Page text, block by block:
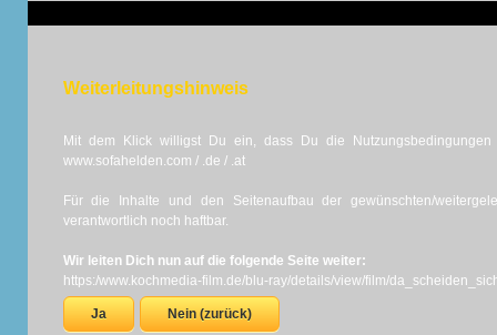
Weiterleitungshinweis
Mit dem Klick willigst Du ein, dass Du die
www.sofahelden.com / .de / .at
Für die Inhalte und den Seitenaufbau der gewünschten/
verantwortlich noch haftbar.
Wir leiten Dich nun auf die folgende Seite weiter:
https:/www.kochmedia-film.de/blu-ray/details/view/film/
Ja Nein (zurück)